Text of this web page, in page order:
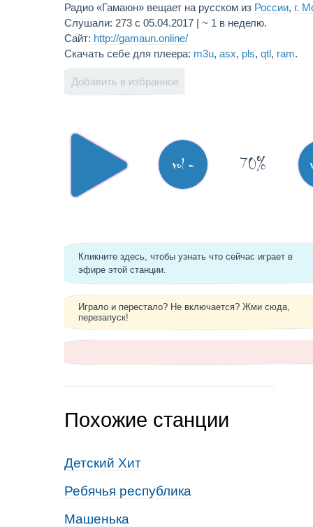
Радио «Гамаюн» вещает на русском из России, г.
Слушали: 273 с 05.04.2017 | ~ 1 в неделю.
Сайт: http://gamaun.online/
Скачать себе для плеера: m3u, asx, pls, qtl, ram.
Добавить в избранное
vol - 70%
Кликните здесь, чтобы узнать что сейчас играет в
эфире этой станции.
Играло и перестало? Не включается? Жми сюда,
перезапуск!
Похожие станции
Детский Хит
Ребячья республика
Машенька